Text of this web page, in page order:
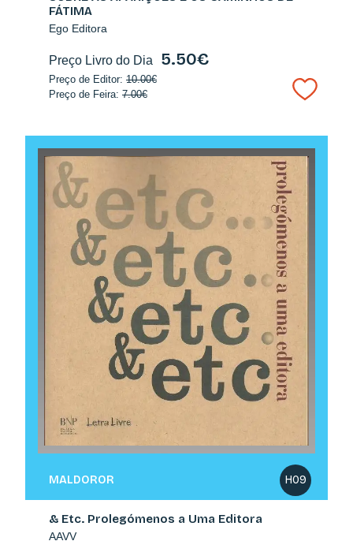
FÁTIMA
Ego Editora
Preço Livro do Dia 5.50€
Preço de Editor: 10.00€
Preço de Feira: 7.00€
H09
MALDOROR
& Etc. Prolegómenos a Uma Editora
AAVV